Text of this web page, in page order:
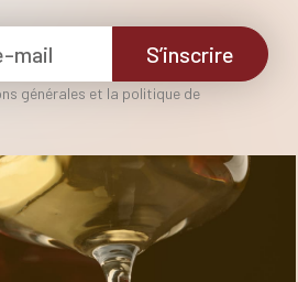
S’inscrire
générales et la politique de